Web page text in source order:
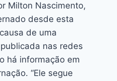
Milton Nascimento,
desde esta
de uma
nas redes
há informação em
“Ele segue